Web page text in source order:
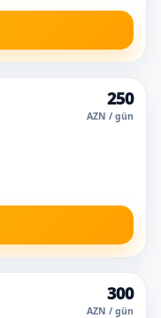
250
AZN / gün
300
AZN / gün